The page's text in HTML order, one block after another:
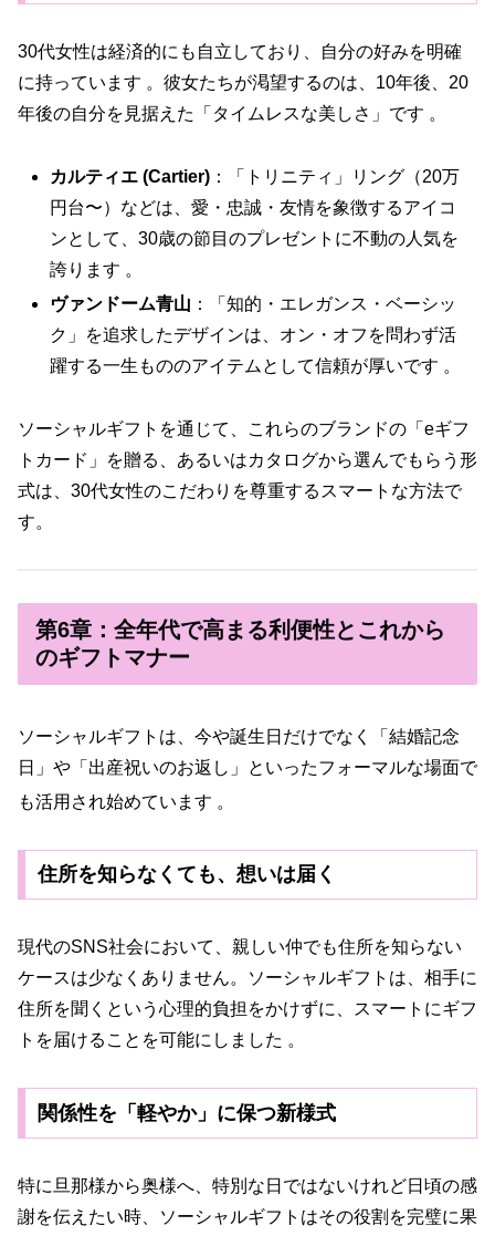
30代女性は経済的にも自立しており、自分の好みを明確
に持っています 。彼女たちが渇望するのは、10年後、20
年後の自分を見据えた「タイムレスな美しさ」です 。
カルティエ (Cartier) ：「トリニティ」リング（20万
円台〜）などは、愛・忠誠・友情を象徴するアイコ
ンとして、30歳の節目のプレゼントに不動の人気を
誇ります 。
ヴァンドーム青山 ：「知的・エレガンス・ベーシッ
ク」を追求したデザインは、オン・オフを問わず活
躍する一生もののアイテムとして信頼が厚いです 。
ソーシャルギフトを通じて、これらのブランドの「eギフ
トカード」を贈る、あるいはカタログから選んでもらう形
式は、30代女性のこだわりを尊重するスマートな方法で
す。
第6章：全年代で高まる利便性とこれから
のギフトマナー
ソーシャルギフトは、今や誕生日だけでなく「結婚記念
日」や「出産祝いのお返し」といったフォーマルな場面で
も活用され始めています 。
住所を知らなくても、想いは届く
現代のSNS社会において、親しい仲でも住所を知らない
ケースは少なくありません。ソーシャルギフトは、相手に
住所を聞くという心理的負担をかけずに、スマートにギフ
トを届けることを可能にしました 。
関係性を「軽やか」に保つ新様式
特に旦那様から奥様へ、特別な日ではないけれど日頃の感
謝を伝えたい時、ソーシャルギフトはその役割を完璧に果